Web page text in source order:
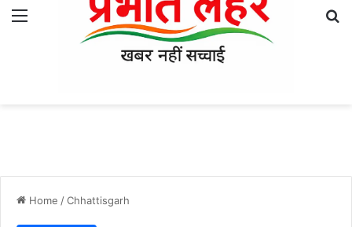
Menu
Home /Chhattisgarh